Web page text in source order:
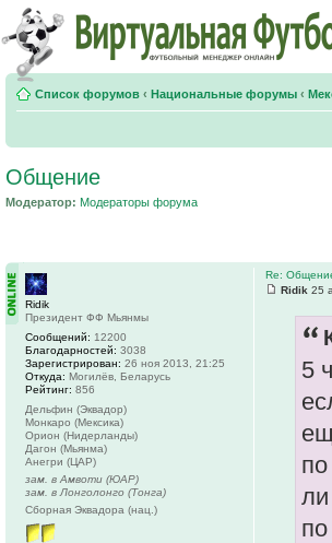
Список форумов ‹ Национальные форумы ‹
Общение
Модератор: Модераторы форума
Re:
Ridik 25
5
Ridik
Президент ФФ Мьянмы
Сообщений: 12200
Благодарностей: 3038
Зарегистрирован: 26 ноя 2013, 21:25
Откуда: Могилёв, Беларусь
Рейтинг: 856
Дельфин (Эквадор)
Монкаро (Мексика)
Орион (Нидерланды)
Дагон (Мьянма)
Анегри (ЦАР)
зам. в Амвоти (ЮАР)
зам. в Лонголонго (Тонга)
Сборная Эквадора (нац.)